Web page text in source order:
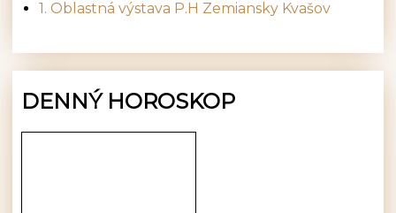
1. Oblastná výstava P.H Zemiansky Kvašov
DENNÝ HOROSKOP